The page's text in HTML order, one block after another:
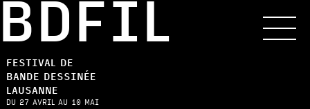
FESTIVAL DE
BANDE DESSINÉE
LAUSANNE
DU 27 AVRIL AU 10 MAI